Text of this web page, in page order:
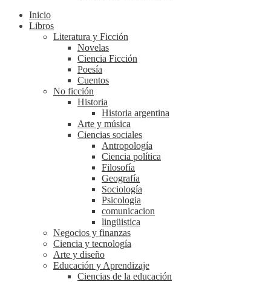
Inicio
Libros
Literatura y Ficción
Novelas
Ciencia Ficción
Poesía
Cuentos
No ficción
Historia
Historia argentina
Arte y música
Ciencias sociales
Antropología
Ciencia política
Filosofía
Geografía
Sociología
Psicologia
comunicacion
lingüistica
Negocios y finanzas
Ciencia y tecnología
Arte y diseño
Educación y Aprendizaje
Ciencias de la educación